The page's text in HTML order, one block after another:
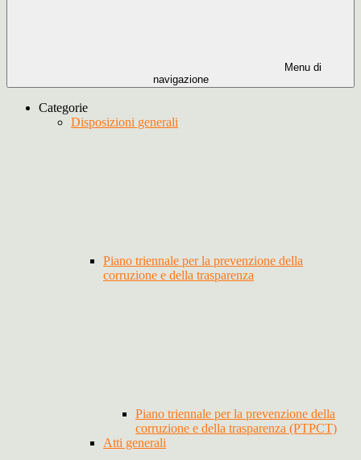
Menu di
navigazione
Categorie
Disposizioni generali
Piano triennale per la prevenzione della
corruzione e della trasparenza
Piano triennale per la prevenzione della
corruzione e della trasparenza (PTPCT)
Atti generali